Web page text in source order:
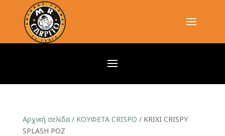
Αρχική σελίδα/ ΚΟΥΦΕΤΑ CRISPO / KRIXI CRISPY
SPLASH ΡΟΖ